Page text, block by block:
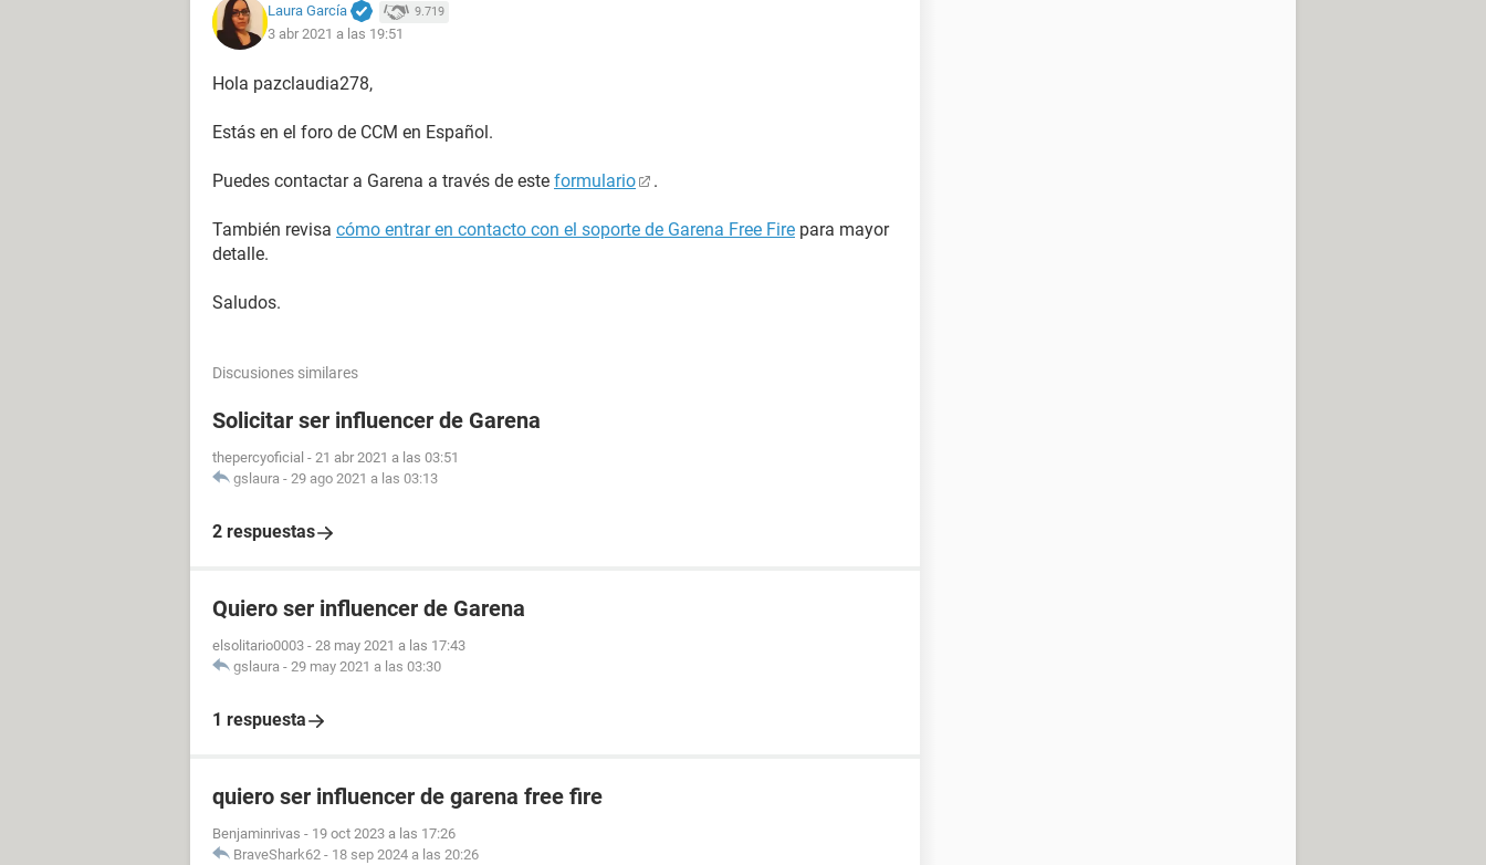
Laura García 9.719
3 abr 2021 a las 19:51
Hola pazclaudia278,
Estás en el foro de CCM en Español.
Puedes contactar a Garena a través de este formulario .
También revisa cómo entrar en contacto con el soporte de Garena Free Fire para mayor
detalle.
Saludos.
Discusiones similares
Solicitar ser influencer de Garena
thepercyoficial - 21 abr 2021 a las 03:51
gslaura - 29 ago 2021 a las 03:13
2 respuestas
Quiero ser influencer de Garena
elsolitario0003 - 28 may 2021 a las 17:43
gslaura - 29 may 2021 a las 03:30
1 respuesta
quiero ser influencer de garena free fire
Benjaminrivas - 19 oct 2023 a las 17:26
BraveShark62 - 18 sep 2024 a las 20:26